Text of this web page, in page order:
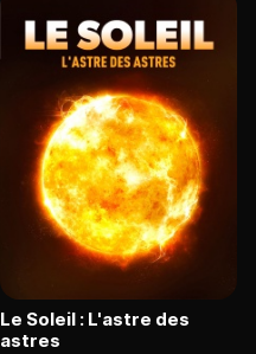
Le Soleil : L'astre des
astres